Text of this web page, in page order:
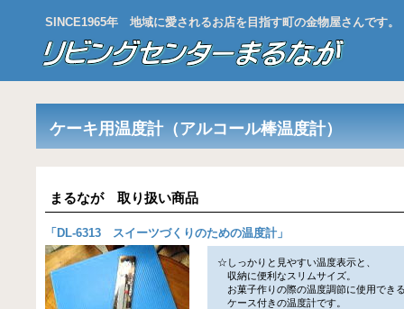
SINCE1965年 地域に愛されるお店を目指す町の金物屋さんです。
ケーキ用温度計（アルコール棒温度計）
まるなが 取り扱い商品
「 DL-6313 スイーツづくりのための温度計 」
☆しっかりと見やすい温度表示と、
収納に便利なスリムサイズ。
お菓子作りの際の温度調節に使用でき
ケース付きの温度計です。